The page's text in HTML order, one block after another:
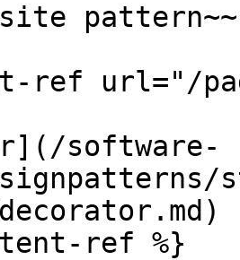
pattern~~
ref url="/
software-
ref %}